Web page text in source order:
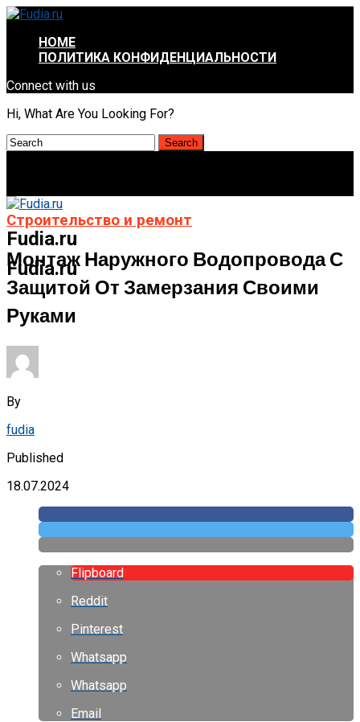
HOME
ПОЛИТИКА КОНФИДЕНЦИАЛЬНОСТИ
Connect with us
Hi, What Are You Looking For?
Fudia.ru
Fudia.ru
Строительство и ремонт
Монтаж Наружного Водопровода С
Защитой От Замерзания Своими
Руками
By
fudia
Published
18.07.2024
Flipboard
Reddit
Pinterest
Whatsapp
Whatsapp
Email